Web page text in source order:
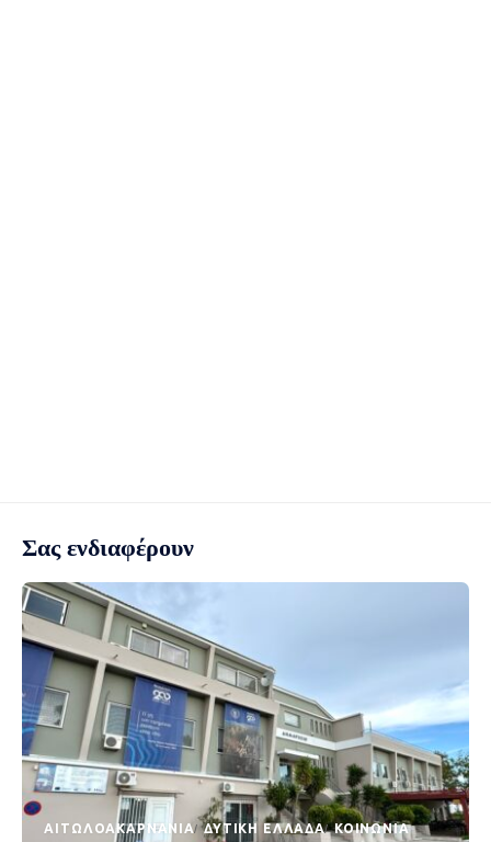
Σας ενδιαφέρουν
AΙΤΩΛΟΑΚΑΡΝΑΝΊΑ ΔΥΤΙΚΉ ΕΛΛΆΔΑ ΚΟΙΝΩΝΊΑ